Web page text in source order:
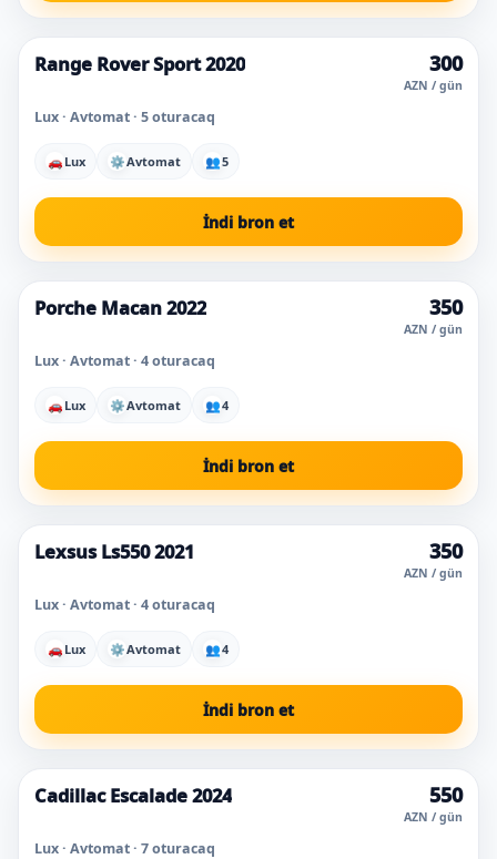
Super qiymət
Range Rover Sport 2020 300
AZN / gün
Lux · Avtomat · 5 oturacaq
🚗 Lux ⚙Avtomat 👥5
İndi bron et
Super qiymət
Porche Macan 2022 350
AZN / gün
Lux · Avtomat · 4 oturacaq
🚗 Lux ⚙Avtomat 👥4
İndi bron et
Super qiymət
Lexsus Ls550 2021 350
AZN / gün
Lux · Avtomat · 4 oturacaq
🚗 Lux ⚙Avtomat 👥4
İndi bron et
Super qiymət
Cadillac Escalade 2024 550
AZN / gün
Lux · Avtomat · 7 oturacaq